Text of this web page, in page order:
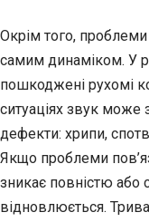
Окрім того,
самим динаміком. У
пошкоджені рухомі
ситуаціях звук може
дефекти: хрипи,
Якщо проблеми
зникає повністю або
відновлюється.